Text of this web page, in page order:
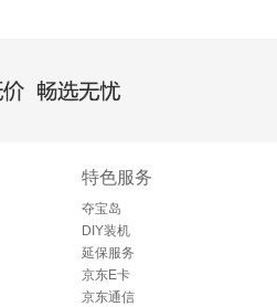
畅选无忧
特色服务
夺宝岛
DIY装机
延保服务
京东E卡
京东通信